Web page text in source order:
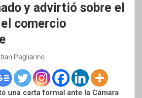
y advirtió sobre el
comercio
Pagliarino
una carta formal ante la Cámara